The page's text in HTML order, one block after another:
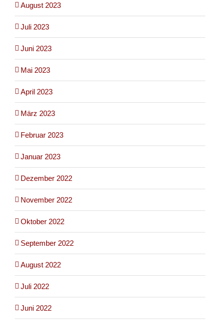
August 2023
Juli 2023
Juni 2023
Mai 2023
April 2023
März 2023
Februar 2023
Januar 2023
Dezember 2022
November 2022
Oktober 2022
September 2022
August 2022
Juli 2022
Juni 2022